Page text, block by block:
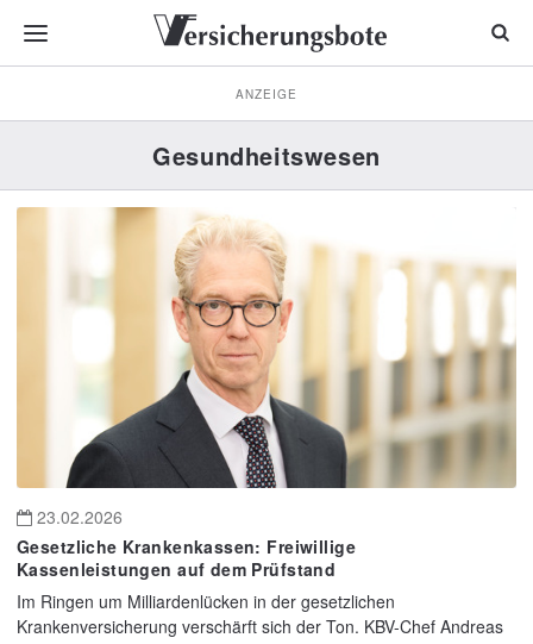
ANZEIGE
Gesundheitswesen
23.02.2026
Gesetzliche Krankenkassen: Freiwillige
Kassenleistungen auf dem Prüfstand
Im Ringen um Milliardenlücken in der gesetzlichen
Krankenversicherung verschärft sich der Ton. KBV-Chef Andreas